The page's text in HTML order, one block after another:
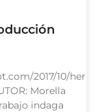
2017/10/
Morella
indaga